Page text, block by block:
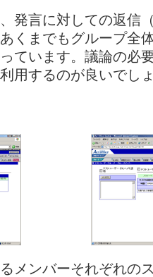
発言に対しての返信
くまでもグループ全
ています。議論の必
用するのが良いでし
メンバーそれぞれの